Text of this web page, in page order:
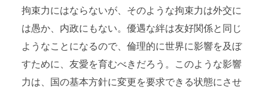
拘束力にはならないが、そのような拘束力は外交に
は愚か、内政にもない。優遇な絆は友好関係と同じ
ようなことになるので、倫理的に世界に影響を及ぼ
すために、友愛を育むべきだろう。このような影響
力は、国の基本方針に変更を要求できる状態にさせ